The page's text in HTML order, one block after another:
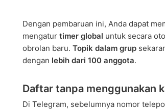
Dengan pembaruan ini, Anda dapat
mengatur timer global untuk secara
obrolan baru. Topik dalam grup
dengan lebih dari 100 anggota.
Daftar tanpa menggunakan
Di Telegram, sebelumnya nomor